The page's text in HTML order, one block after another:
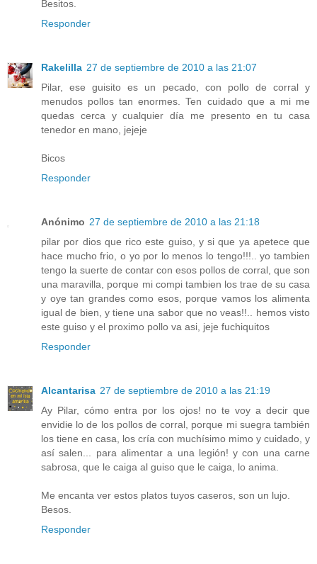
Besitos.
Responder
Rakelilla 27 de septiembre de 2010 a las 21:07
Pilar, ese guisito es un pecado, con pollo de corral y
menudos pollos tan enormes. Ten cuidado que a mi me
quedas cerca y cualquier día me presento en tu casa
tenedor en mano, jejeje
Bicos
Responder
Anónimo 27 de septiembre de 2010 a las 21:18
pilar por dios que rico este guiso, y si que ya apetece que
hace mucho frio, o yo por lo menos lo tengo!!!.. yo tambien
tengo la suerte de contar con esos pollos de corral, que son
una maravilla, porque mi compi tambien los trae de su casa
y oye tan grandes como esos, porque vamos los alimenta
igual de bien, y tiene una sabor que no veas!!.. hemos visto
este guiso y el proximo pollo va asi, jeje fuchiquitos
Responder
Alcantarisa 27 de septiembre de 2010 a las 21:19
Ay Pilar, cómo entra por los ojos! no te voy a decir que
envidie lo de los pollos de corral, porque mi suegra también
los tiene en casa, los cría con muchísimo mimo y cuidado, y
así salen... para alimentar a una legión! y con una carne
sabrosa, que le caiga al guiso que le caiga, lo anima.
Me encanta ver estos platos tuyos caseros, son un lujo.
Besos.
Responder